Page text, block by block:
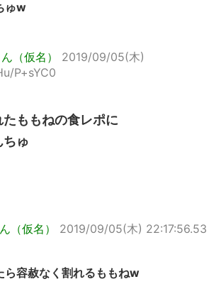
ゅw
（仮名）
2019/09/05(木)
P+sYC0
ももねの食レポに
ちゅ
（仮名）
2019/09/05(木) 22:17:56.53
ら容赦なく割れるももねw